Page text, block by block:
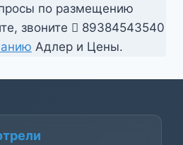
по размещению
звоните
89384543540
Адлер и Цены.